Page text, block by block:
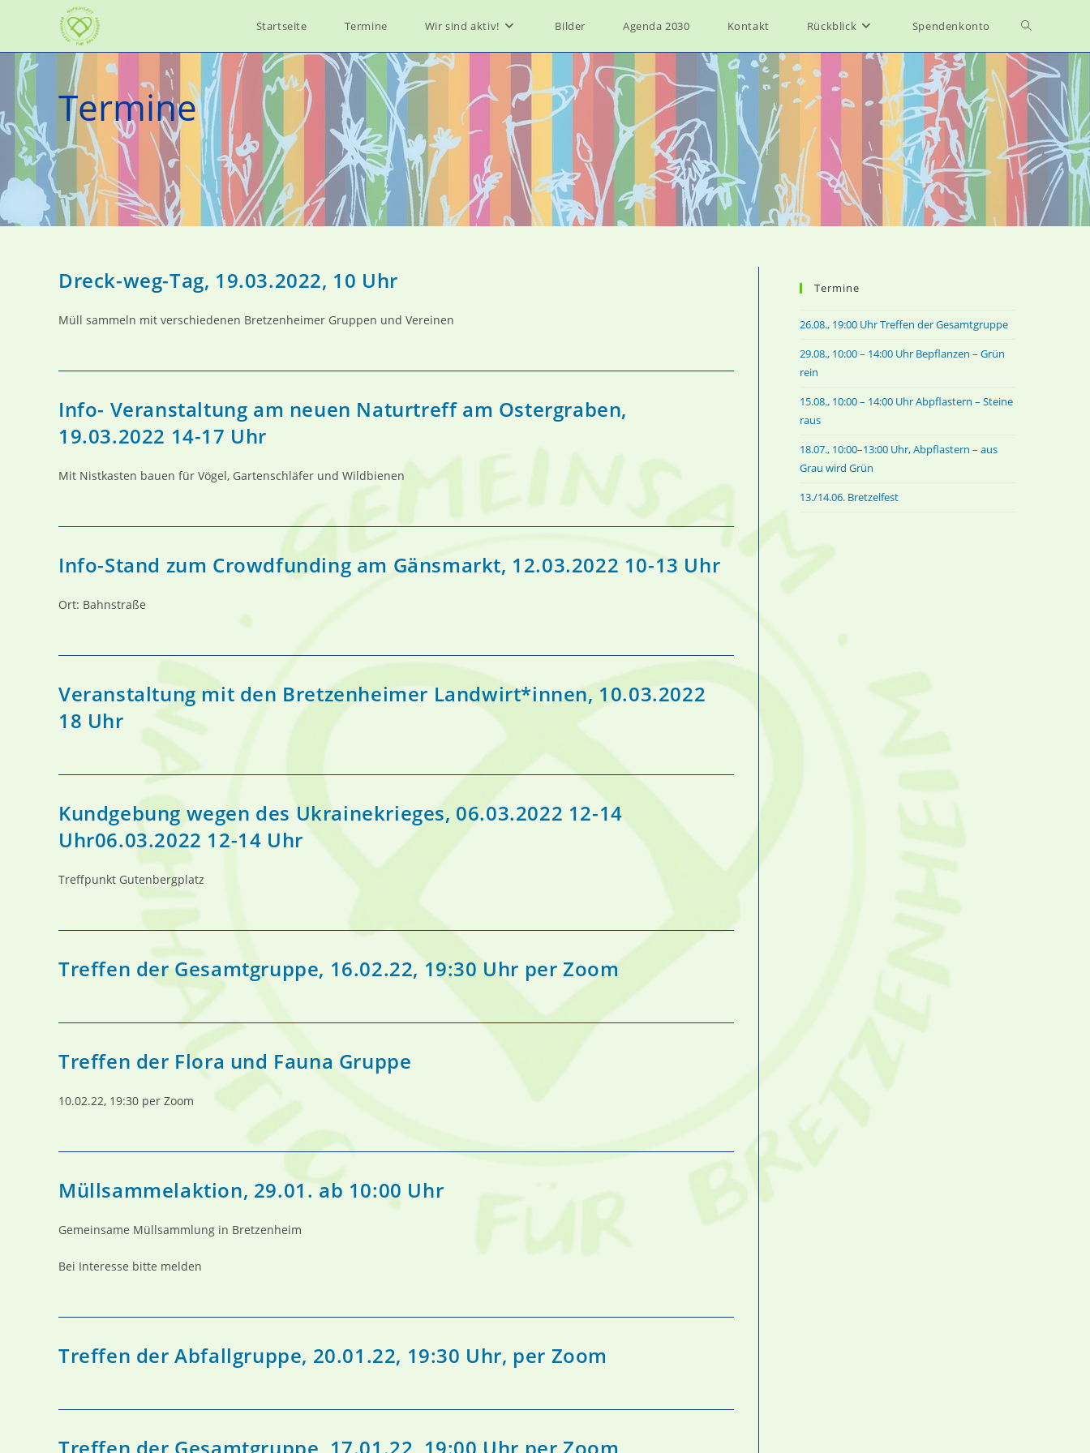
springen
Startseite Termine Wir sind aktiv! Bilder Agenda 2030 Kontakt Rückblick Spendenkonto Toggle
website
search
Termine
Dreck-weg-Tag, 19.03.2022, 10 Uhr
Müll sammeln mit verschiedenen Bretzenheimer Gruppen und Vereinen
Info- Veranstaltung am neuen Naturtreff am Ostergraben,
19.03.2022 14-17 Uhr
Mit Nistkasten bauen für Vögel, Gartenschläfer und Wildbienen
Info-Stand zum Crowdfunding am Gänsmarkt, 12.03.2022 10-13 Uhr
Ort: Bahnstraße
Veranstaltung mit den Bretzenheimer Landwirt*innen, 10.03.2022
18 Uhr
Kundgebung wegen des Ukrainekrieges, 06.03.2022 12-14
Uhr06.03.2022 12-14 Uhr
Treffpunkt Gutenbergplatz
Treffen der Gesamtgruppe, 16.02.22, 19:30 Uhr per Zoom
Treffen der Flora und Fauna Gruppe
10.02.22, 19:30 per Zoom
Müllsammelaktion, 29.01. ab 10:00 Uhr
Gemeinsame Müllsammlung in Bretzenheim
Bei Interesse bitte melden
Treffen der Abfallgruppe, 20.01.22, 19:30 Uhr, per Zoom
Termine
26.08., 19:00 Uhr Treffen der Gesamtgruppe
29.08., 10:00 – 14:00 Uhr Bepflanzen – Grün
rein
15.08., 10:00 – 14:00 Uhr Abpflastern – Steine
raus
18.07., 10:00–13:00 Uhr, Abpflastern – aus
Grau wird Grün
13./14.06. Bretzelfest